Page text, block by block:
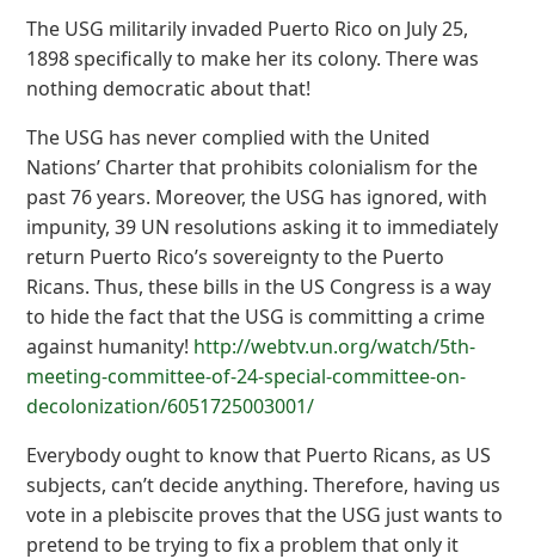
The USG militarily invaded Puerto Rico on July 25,
1898 specifically to make her its colony. There was
nothing democratic about that!
The USG has never complied with the United
Nations’ Charter that prohibits colonialism for the
past 76 years. Moreover, the USG has ignored, with
impunity, 39 UN resolutions asking it to immediately
return Puerto Rico’s sovereignty to the Puerto
Ricans. Thus, these bills in the US Congress is a way
to hide the fact that the USG is committing a crime
against humanity! http://webtv.un.org/watch/5th-
meeting-committee-of-24-special-committee-on-
decolonization/6051725003001/
Everybody ought to know that Puerto Ricans, as US
subjects, can’t decide anything. Therefore, having us
vote in a plebiscite proves that the USG just wants to
pretend to be trying to fix a problem that only it